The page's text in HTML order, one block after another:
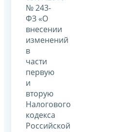
№ 243-
ФЗ «О
внесении
изменений
в
части
первую
и
вторую
Налогового
кодекса
Российской